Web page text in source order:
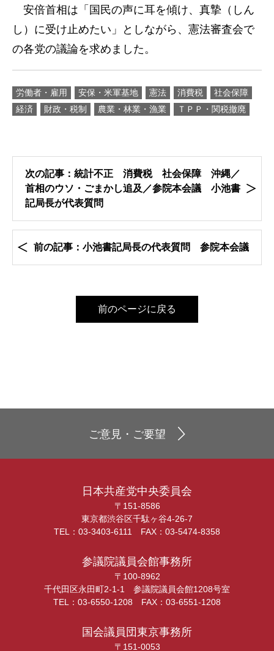
安倍首相は「国民の声に耳を傾け、真摯（しん
し）に受け止めたい」としながら、憲法審査会で
の各党の議論を求めました。
労働者・雇用 安保・米軍基地 憲法 消費税
社会保障
経済
財政・税制 農業・林業・漁業 ＴＰＰ・関税撤廃
次の記事：統計不正 消費税 社会保障 沖縄／
首相のウソ・ごまかし追及／参院本会議 小池書
記局長が代表質問
前の記事：小池書記局長の代表質問 参院本会議
前のページに戻る
ご意見・ご要望
日本共産党中央委員会
〒151-8586
東京都渋谷区千駄ヶ谷4-26-7
TEL：03-3403-6111 FAX：03-5474-8358
参議院議員会館事務所
〒100-8962
千代田区永田町2-1-1 参議院議員会館1208号室
TEL：03-6550-1208 FAX：03-6551-1208
国会議員団東京事務所
〒151-0053